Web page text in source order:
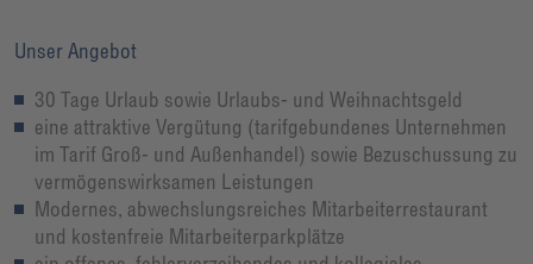
Unser Angebot
30 Tage Urlaub sowie Urlaubs- und Weihnachtsgeld
eine attraktive Vergütung (tarifgebundenes Unternehmen
im Tarif Groß- und Außenhandel) sowie Bezuschussung zu
vermögenswirksamen Leistungen
Modernes, abwechslungsreiches Mitarbeiterrestaurant
und kostenfreie Mitarbeiterparkplätze